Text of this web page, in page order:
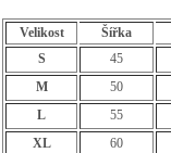
Velikost Šířka
S
45
M
50
L
55
XL
60